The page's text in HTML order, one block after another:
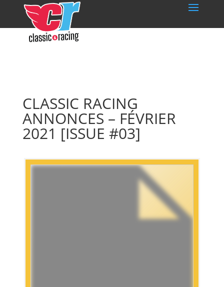
CLASSIC RACING
ANNONCES – FÉVRIER
2021 [ISSUE #03]